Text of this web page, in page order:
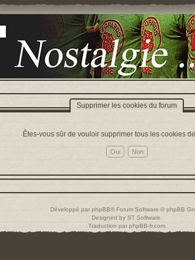
Supprimer les cookies du forum
Êtes-vous sûr de vouloir supprimer tous les cookies
Développé par phpBB® Forum Software © phpBB
Designed by ST Software
Traduction par phpBB-fr.com